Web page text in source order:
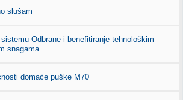
slušam
Odbrane i benefitiranje tehnološkim
snagama
domaće puške M70